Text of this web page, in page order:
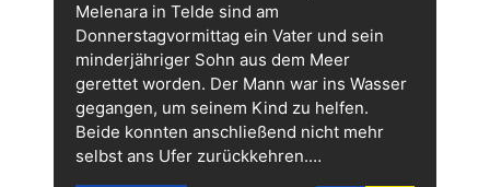
Melenara in Telde sind am
Donnerstagvormittag ein Vater und sein
minderjähriger Sohn aus dem Meer
gerettet worden. Der Mann war ins Wasser
gegangen, um seinem Kind zu helfen.
Beide konnten anschließend nicht mehr
selbst ans Ufer zurückkehren.…